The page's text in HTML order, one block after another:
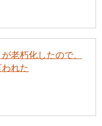
老朽化したので、
れた